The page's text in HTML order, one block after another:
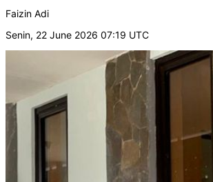
Faizin Adi
Senin, 22 June 2026 07:19 UTC